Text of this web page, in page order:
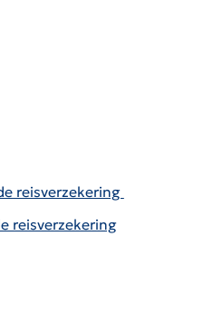
reisverzekering
reisverzekering